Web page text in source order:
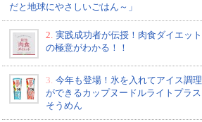
だと地球にやさしいごはん～」
2. 実践成功者が伝授！肉食ダイエット
の極意がわかる！！
3. 今年も登場！氷を入れてアイス調理
ができるカップヌードルライトプラス
そうめん